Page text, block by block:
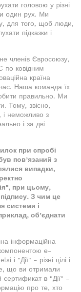
головою у різні
один рух. Ми
для того, щоб люди,
підказки і
членів Євросоюзу,
по ковідним
країна
Наша команда їх
правильно. Ми
Тому, звісно,
і неможливо з
і за дві
при спробі
пов’язаний з
випадки,
при цьому,
З чим це
системи і
об’єднати
інформаційна
е-
і "Дії" - різні цілі і
що ви отримали
сертификат в "Дії" -
про те, хто